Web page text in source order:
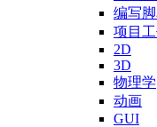
编写
项目
2D
3D
物理学
动画
GUI